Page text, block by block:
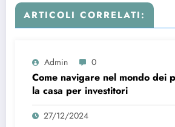
ARTICOLI CORRELATI:
Admin 0
Come navigare nel mondo dei
la casa per investitori
27/12/2024